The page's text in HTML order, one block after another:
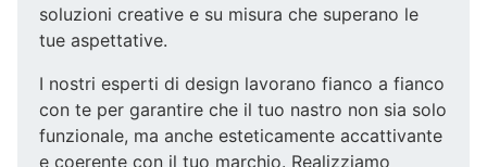
soluzioni creative e su misura che superano le
tue aspettative.
I nostri esperti di design lavorano fianco a fianco
con te per garantire che il tuo nastro non sia solo
funzionale, ma anche esteticamente accattivante
e coerente con il tuo marchio. Realizziamo